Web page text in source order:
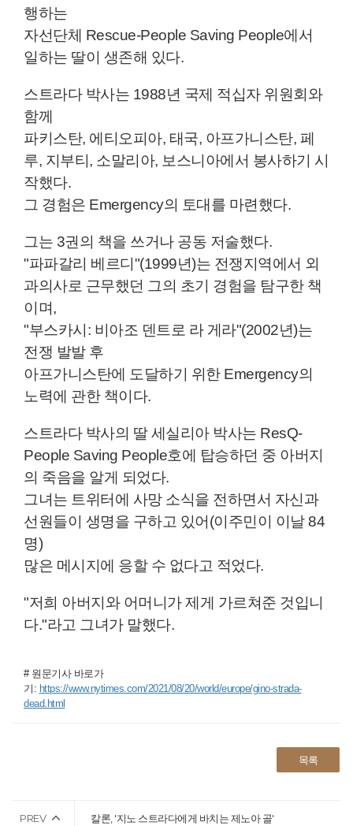
행하는
자선단체 Rescue-People Saving People에서
일하는 딸이 생존해 있다.
스트라다 박사는 1988년 국제 적십자 위원회와
함께
파키스탄, 에티오피아, 태국, 아프가니스탄, 페
루, 지부티, 소말리아, 보스니아에서 봉사하기 시
작했다.
그 경험은 Emergency의 토대를 마련했다.
그는 3권의 책을 쓰거나 공동 저술했다.
"파파갈리 베르디"(1999년)는 전쟁지역에서 외
과의사로 근무했던 그의 초기 경험을 탐구한 책
이며,
"부스카시: 비아조 덴트로 라 게라"(2002년)는
전쟁 발발 후
아프가니스탄에 도달하기 위한 Emergency의
노력에 관한 책이다.
스트라다 박사의 딸 세실리아 박사는 ResQ-
People Saving People호에 탑승하던 중 아버지
의 죽음을 알게 되었다.
그녀는 트위터에 사망 소식을 전하면서 자신과
선원들이 생명을 구하고 있어(이주민이 이날 84
명)
많은 메시지에 응할 수 없다고 적었다.
"저희 아버지와 어머니가 제게 가르쳐준 것입니
다."라고 그녀가 말했다.
# 원문기사 바로가
기: https://www.nytimes.com/2021/08/20/world/europe/gino-strada-
dead.html
목록
PREV 칼론, '지노 스트라다에게 바치는 제노아 골'